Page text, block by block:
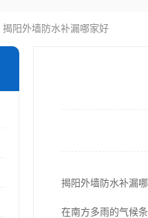
揭阳外墙防水补漏哪家好
揭阳外墙防水补漏
在南方多雨的气候